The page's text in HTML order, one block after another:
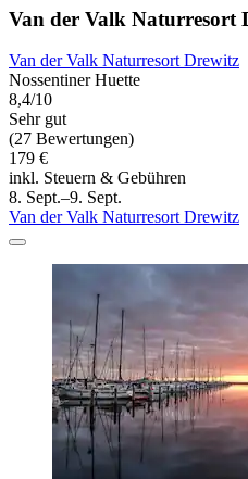
Van der Valk Naturresort
Van der Valk Naturresort Drewitz
Nossentiner Huette
8,4/10
Sehr gut
(27 Bewertungen)
179 €
inkl. Steuern & Gebühren
8. Sept.–9. Sept.
Van der Valk Naturresort Drewitz